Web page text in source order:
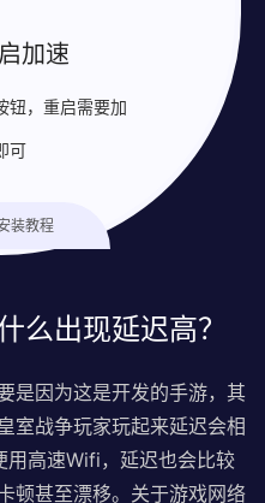
加速
钮，重启需要加
可
装教程
么出现延迟高？
是因为这是开发的手游，其
室战争玩家玩起来延迟会相
用高速Wifi，延迟也会比较
顿甚至漂移。关于游戏网络